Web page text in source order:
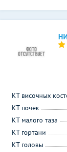
КТ височных
КТ почек
КТ малого таза
КТ гортани
КТ головы